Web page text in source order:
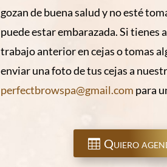
gozan de buena salud y no esté
puede estar embarazada. Si tienes
trabajo anterior en cejas o tomas
enviar una foto de tus cejas a
perfectbrowspa@gmail.com para
Quiero